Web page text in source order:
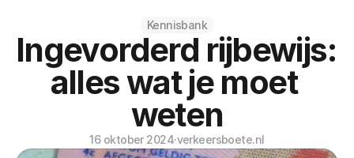
Contact
Shop
Over ons
Inloggen
Kennisbank
Ingevorderd rijbewijs:
alles wat je moet
weten
16 oktober 2024·verkeersboete.nl